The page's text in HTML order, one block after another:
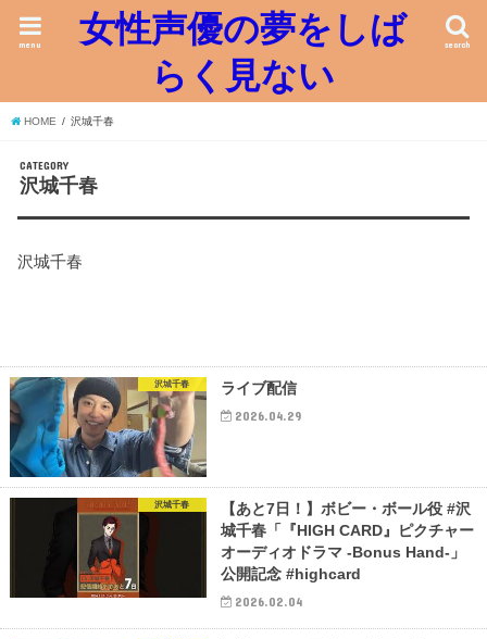
女性声優の夢をしば
らく見ない
search
menu
HOME 沢城千春
CATEGORY
沢城千春
沢城千春
沢城千春 ライブ配信
2026.04.29
沢城千春
【あと7日！】ボビー・ボール役 #沢
城千春「『HIGH CARD』ピクチャー
オーディオドラマ -Bonus Hand-」
公開記念 #highcard
2026.02.04